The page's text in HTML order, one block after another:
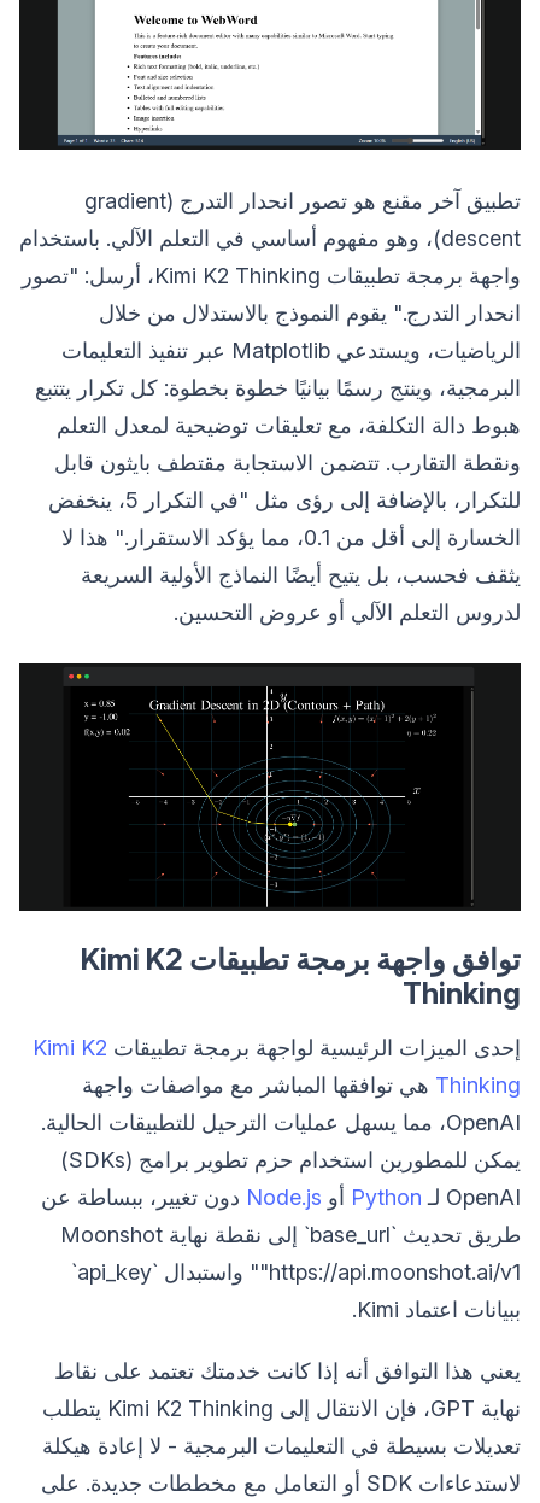
تطبيق آخر مقنع هو تصور انحدار التدرج (gradient
descent)، وهو مفهوم أساسي في التعلم الآلي. باستخدام
واجهة برمجة تطبيقات Kimi K2 Thinking، أرسل: "تصور
انحدار التدرج." يقوم النموذج بالاستدلال من خلال
الرياضيات، ويستدعي Matplotlib عبر تنفيذ التعليمات
البرمجية، وينتج رسمًا بيانيًا خطوة بخطوة: كل تكرار يتتبع
هبوط دالة التكلفة، مع تعليقات توضيحية لمعدل التعلم
ونقطة التقارب. تتضمن الاستجابة مقتطف بايثون قابل
للتكرار، بالإضافة إلى رؤى مثل "في التكرار 5، ينخفض ​​
الخسارة إلى أقل من 0.1، مما يؤكد الاستقرار." هذا لا
يثقف فحسب، بل يتيح أيضًا النماذج الأولية السريعة
لدروس التعلم الآلي أو عروض التحسين.
توافق واجهة برمجة تطبيقات Kimi K2
Thinking
إحدى الميزات الرئيسية لواجهة برمجة تطبيقات Kimi K2
Thinking هي توافقها المباشر مع مواصفات واجهة
OpenAI، مما يسهل عمليات الترحيل للتطبيقات الحالية.
يمكن للمطورين استخدام حزم تطوير برامج (SDKs)
OpenAI لـ
Python أو Node.js دون تغيير، ببساطة عن
طريق تحديث `base_url` إلى نقطة نهاية Moonshot
"https://api.moonshot.ai/v1" واستبدال `api_key`
ببيانات اعتماد Kimi.
يعني هذا التوافق أنه إذا كانت خدمتك تعتمد على نقاط
نهاية GPT، فإن الانتقال إلى Kimi K2 Thinking يتطلب
تعديلات بسيطة في التعليمات البرمجية - لا إعادة هيكلة
لاستدعاءات SDK أو التعامل مع مخططات جديدة. على